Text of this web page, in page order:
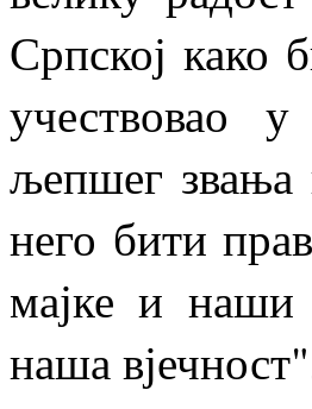
Српској како
учествовао у
љепшег звања
него бити
мајке и наши
наша